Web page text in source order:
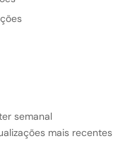
semanal
mais recentes